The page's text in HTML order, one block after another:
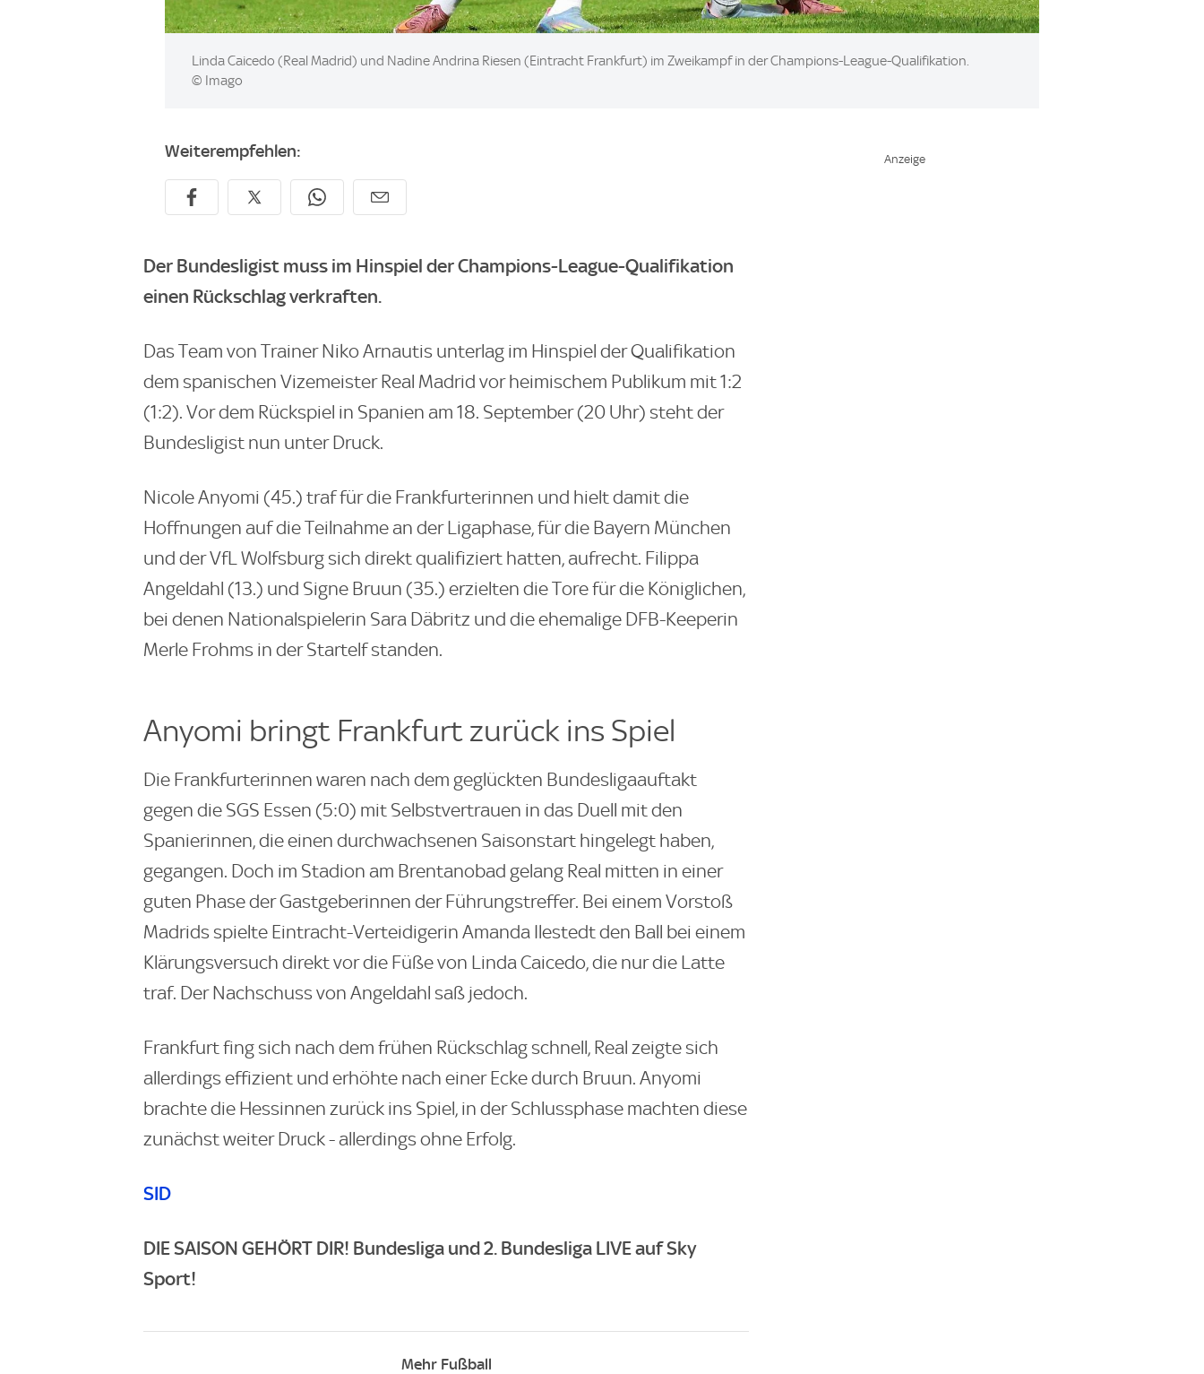
Image:
Linda Caicedo (Real Madrid) und Nadine Andrina Riesen (Eintracht Frankfurt) im Zweikampf in der Champions-League-Qualifikation.
© Imago
Weiterempfehlen:
Der Bundesligist muss im Hinspiel der Champions-League-Qualifikation
einen Rückschlag verkraften.
Das Team von Trainer Niko Arnautis unterlag im Hinspiel der Qualifikation
dem spanischen Vizemeister Real Madrid vor heimischem Publikum mit 1:2
(1:2). Vor dem Rückspiel in Spanien am 18. September (20 Uhr) steht der
Bundesligist nun unter Druck.
Nicole Anyomi (45.) traf für die Frankfurterinnen und hielt damit die
Hoffnungen auf die Teilnahme an der Ligaphase, für die Bayern München
und der VfL Wolfsburg sich direkt qualifiziert hatten, aufrecht. Filippa
Angeldahl (13.) und Signe Bruun (35.) erzielten die Tore für die Königlichen,
bei denen Nationalspielerin Sara Däbritz und die ehemalige DFB-Keeperin
Merle Frohms in der Startelf standen.
Anyomi bringt Frankfurt zurück ins Spiel
Die Frankfurterinnen waren nach dem geglückten Bundesligaauftakt
gegen die SGS Essen (5:0) mit Selbstvertrauen in das Duell mit den
Spanierinnen, die einen durchwachsenen Saisonstart hingelegt haben,
gegangen. Doch im Stadion am Brentanobad gelang Real mitten in einer
guten Phase der Gastgeberinnen der Führungstreffer. Bei einem Vorstoß
Madrids spielte Eintracht-Verteidigerin Amanda Ilestedt den Ball bei einem
Klärungsversuch direkt vor die Füße von Linda Caicedo, die nur die Latte
traf. Der Nachschuss von Angeldahl saß jedoch.
Frankfurt fing sich nach dem frühen Rückschlag schnell, Real zeigte sich
allerdings effizient und erhöhte nach einer Ecke durch Bruun. Anyomi
brachte die Hessinnen zurück ins Spiel, in der Schlussphase machten diese
zunächst weiter Druck - allerdings ohne Erfolg.
SID
DIE SAISON GEHÖRT DIR! Bundesliga und 2. Bundesliga LIVE auf Sky
Sport!
Mehr Fußball